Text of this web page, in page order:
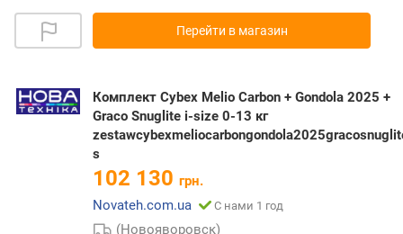
Перейти в магазин
Комплект Cybex Melio Carbon + Gondola 2025 +
Graco Snuglite i-size 0-13 кг
s
102 130 грн.
Novateh.com.ua
С нами 1 год
(Новояворовск)